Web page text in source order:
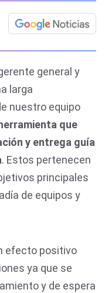
general y
larga
nuestro equipo
que
y entrega guía
. Estos pertenecen
principales
de equipos y
efecto positivo
ya que se
y de espera